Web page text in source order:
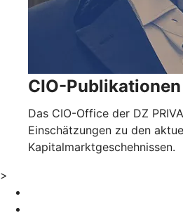
CIO-Publikationen
Das CIO-Office der DZ
Einschätzungen zu den
Kapitalmarktgeschehnissen.
>